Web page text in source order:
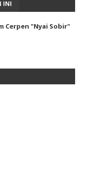
INI
Cerpen "Nyai Sobir"